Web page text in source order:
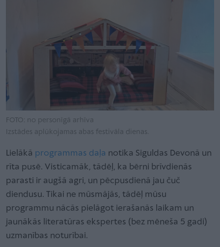
FOTO: no personīgā arhīva
Izstādes aplūkojamas abas festivāla dienas.
Lielākā programmas daļa notika Siguldas Devonā un
rīta pusē. Visticamāk, tādēļ, ka bērni brīvdienās
parasti ir augšā agri, un pēcpusdienā jau čuč
diendusu. Tikai ne mūsmājās, tādēļ mūsu
programmu nācās pielāgot ierašanās laikam un
jaunākās literatūras ekspertes (bez mēneša 5 gadi)
uzmanības noturībai.